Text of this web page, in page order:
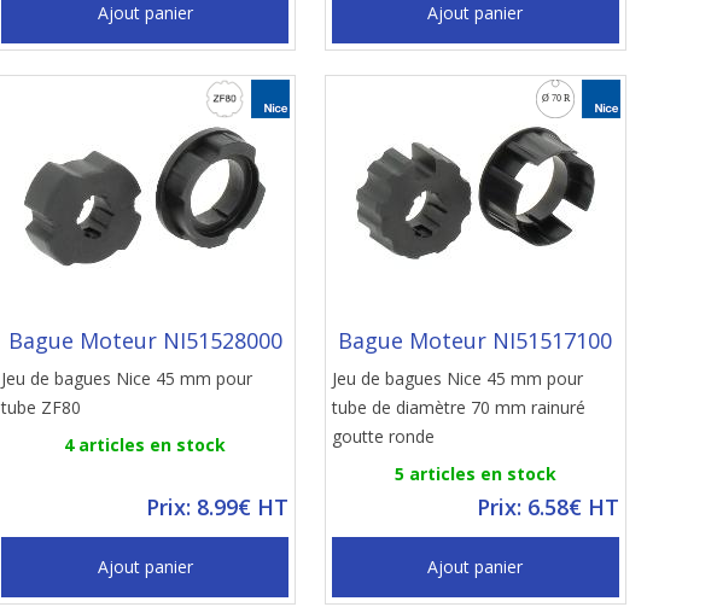
Ajout panier Ajout panier
Bague Moteur NI51528000
Jeu de bagues Nice 45 mm pour
tube ZF80
4 articles en stock
Prix: 8.99€ HT
Ajout panier
Bague Moteur NI51517100
Jeu de bagues Nice 45 mm pour
tube de diamètre 70 mm rainuré
goutte ronde
5 articles en stock
Prix: 6.58€ HT
Ajout panier